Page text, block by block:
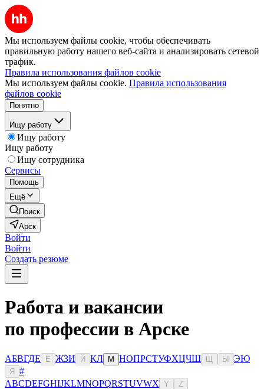
Мы используем файлы cookie, чтобы обеспечивать
правильную работу нашего веб-сайта и анализировать сетевой
трафик.
Правила использования файлов cookie
Мы используем файлы cookie. Правила использования
файлов cookie
Понятно
Ищу работу
Ищу работу
Ищу работу
Ищу сотрудника
Сервисы
Помощь
Ещё
Поиск
Арск
Войти
Войти
Создать резюме
Работа и вакансии
по профессии в Арске
АБВГДЕ Ё ЖЗИ Й КЛ М НОПРСТУФХЦЧШ Ы ЭЮ
Я
#
ABCDEFGHIJKLMNOPQRSTUVWX Y Z